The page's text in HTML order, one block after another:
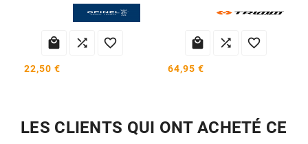
  
22,50 €
  
64,95 €
LES CLIENTS QUI ONT ACHETÉ CE